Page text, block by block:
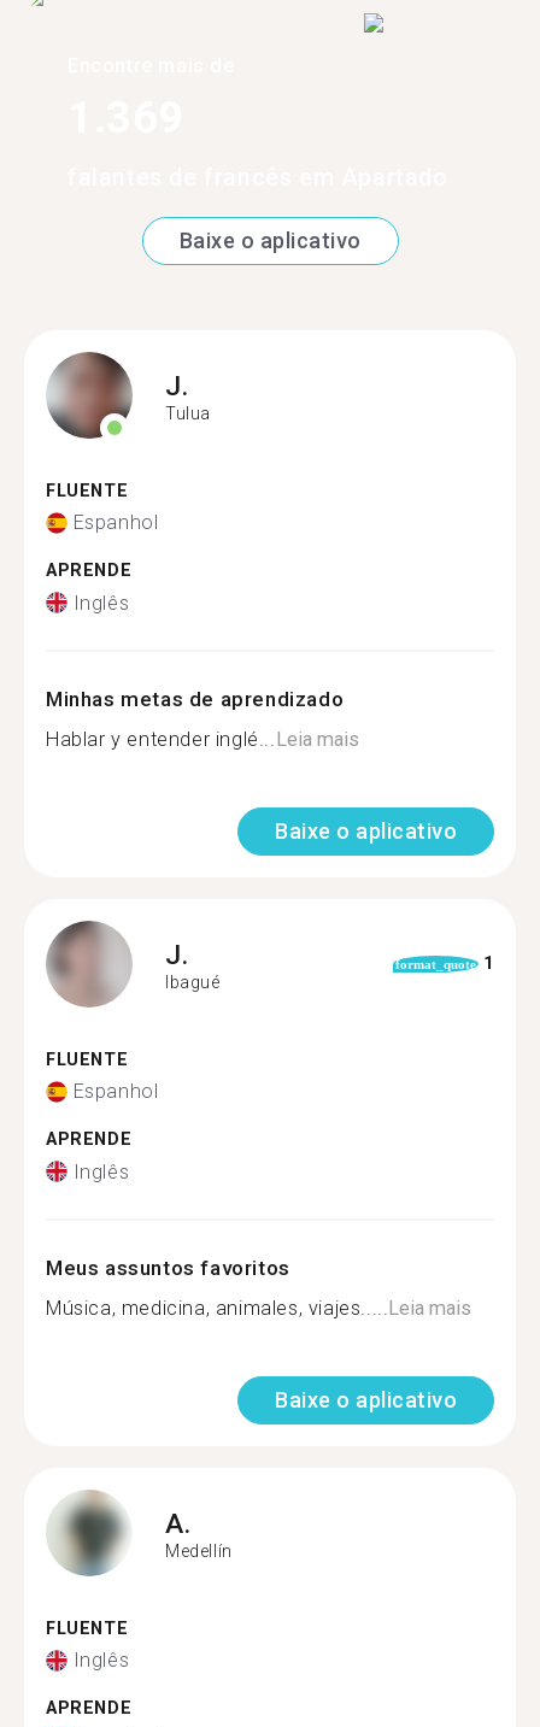
Baixe o aplicativo
J.
Tulua
FLUENTE
Espanhol
APRENDE
Inglês
Minhas metas de aprendizado
Hablar y entender inglé... Leia mais
Baixe o aplicativo
J.
Ibagué
format_quote 1
FLUENTE
Espanhol
APRENDE
Inglês
Meus assuntos favoritos
Música, medicina, animales, viajes..... Leia mais
Baixe o aplicativo
A.
Medellín
FLUENTE
Inglês
APRENDE